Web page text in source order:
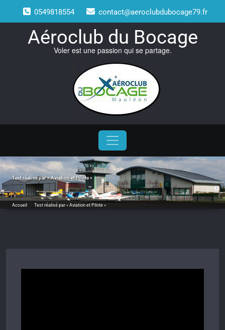
content
0549818554 contact@aeroclubdubocage79.fr
Aéroclub du Bocage
Voler est une passion qui se partage.
Test réalisé par « Aviation et Pilote »
Accueil Test réalisé par « Aviation et Pilote »